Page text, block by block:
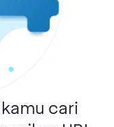
cari